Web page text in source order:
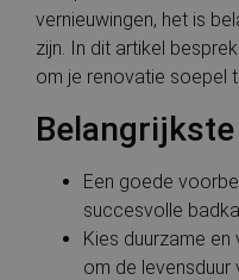
vernieuwingen, het is
zijn. In dit artikel
om je renovatie soepel
Een goede
succesvolle
Kies duurzame
om de levensduur